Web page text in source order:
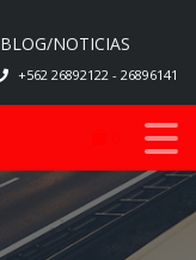
BLOG/NOTICIAS
+562 26892122 - 26896141